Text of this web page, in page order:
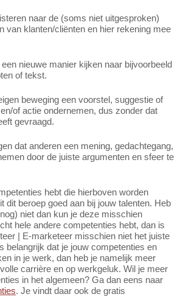
naar de (soms niet uitgesproken)
van klanten/cliënten en hier rekening mee
nieuwe manier kijken naar bijvoorbeeld
of tekst.
beweging een voorstel, suggestie of
of actie ondernemen, dus zonder dat
gevraagd.
dat anderen een mening, gedachtegang,
door de juiste argumenten en sfeer te
hebt die hierboven worden
dit beroep goed aan bij jouw talenten. Heb
niet dan kun je deze misschien
hele andere competenties hebt, dan is
| E-marketeer misschien niet het juiste
belangrijk dat je jouw competenties en
in je werk, dan heb je namelijk meer
carrière en op werkgeluk. Wil je meer
in het algemeen? Ga dan eens naar
. Je vindt daar ook de gratis